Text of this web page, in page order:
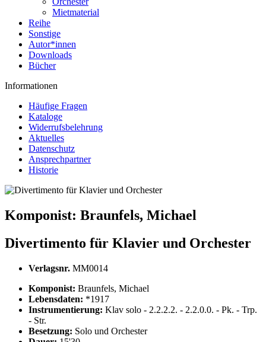
Mietmaterial
Reihe
Sonstige
Autor*innen
Downloads
Bücher
Informationen
Häufige Fragen
Kataloge
Widerrufsbelehrung
Aktuelles
Datenschutz
Ansprechpartner
Historie
Komponist: Braunfels, Michael
Divertimento für Klavier und Orchester
Verlagsnr. MM0014
Komponist: Braunfels, Michael
Lebensdaten: *1917
Instrumentierung: Klav solo - 2.2.2.2. - 2.2.0.0. - Pk. - Trp.
- Str.
Besetzung: Solo und Orchester